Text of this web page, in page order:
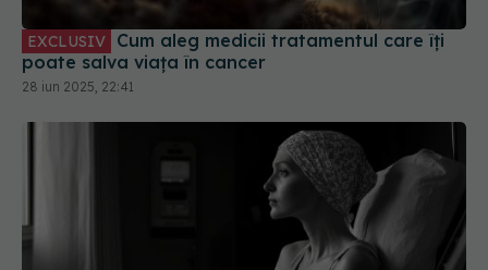
EXCLUSIV
poate salva viața în cancer
28 iun 2025, 22:41